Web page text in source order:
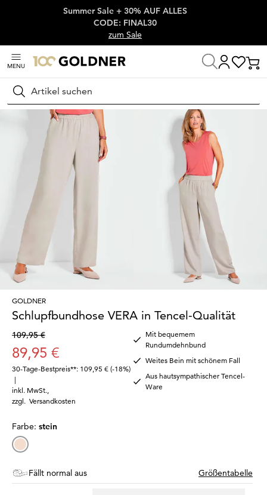
Überspringe Navigation, direkt zum Content
Summer Sale + 30% AUF ALLES
CODE: FINAL30
zum Sale
MENU
Suchen
Startseite Damenmode
GOLDNER
Schlupfbundhose VERA in Tencel-Qualität
109,95 €
89,95 €
30-Tage-Bestpreis**: 109,95 € (-18%)
|
inkl. MwSt.
zzgl. Versandkosten
Mit bequemem
Rundumdehnbund
Weites Bein mit schönem Fall
Aus hautsympathischer Tencel-
Ware
Farbe: stein
Fällt normal aus Größentabelle